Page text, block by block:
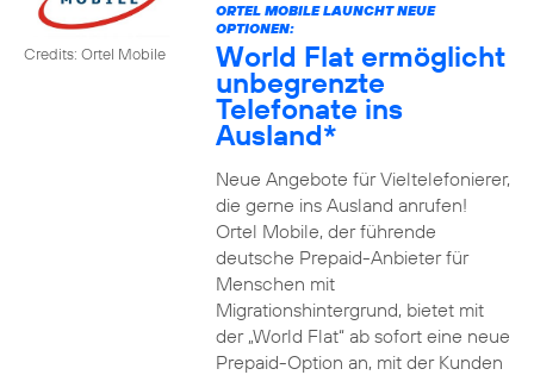
Credits: Ortel Mobile
ORTEL MOBILE LAUNCHT NEUE
OPTIONEN:
World Flat ermöglicht
unbegrenzte
Telefonate ins
Ausland*
Neue Angebote für Vieltelefonierer,
die gerne ins Ausland anrufen!
Ortel Mobile, der führende
deutsche Prepaid-Anbieter für
Menschen mit
Migrationshintergrund, bietet mit
der „World Flat“ ab sofort eine neue
Prepaid-Option an, mit der Kunden